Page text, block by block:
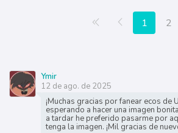
Primera página
Anterior
1 2
Ymir
12 de ago. de 2025
¡Muchas gracias por fanear ecos de
esperando a hacer una imagen
a tardar he preferido pasarme por
tenga la imagen. ¡Mil gracias de